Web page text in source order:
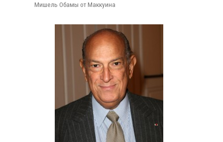
Мишель Обамы от Маккуина